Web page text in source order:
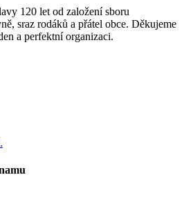
120 let od založení sboru
sraz rodáků a přátel obce. Děkujeme
a perfektní organizaci.